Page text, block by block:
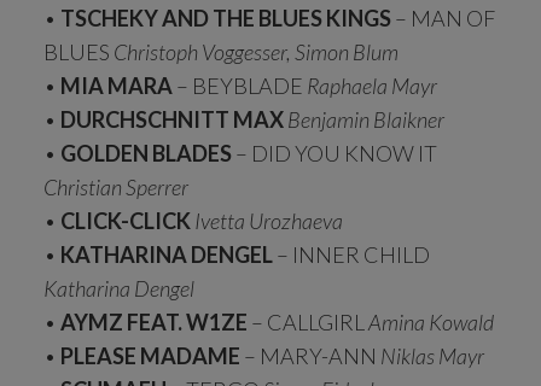
• TSCHEKY AND THE BLUES KINGS– MAN OF
BLUES Christoph Voggesser, Simon Blum
• MIA MARA – BEYBLADE Raphaela Mayr
• DURCHSCHNITT MAXBenjamin Blaikner
• GOLDEN BLADES– DID YOU KNOW IT
Christian Sperrer
• CLICK-CLICKIvetta Urozhaeva
• KATHARINA DENGEL– INNER CHILD
Katharina Dengel
• AYMZ FEAT. W1ZE – CALLGIRL Amina Kowald
• PLEASE MADAME – MARY-ANN Niklas Mayr